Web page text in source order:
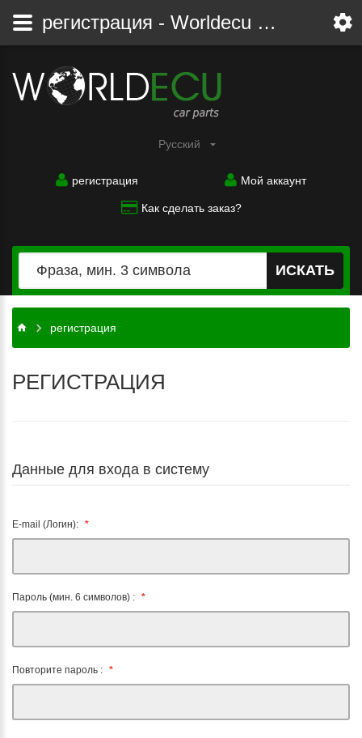
Pусский
регистрация Мой аккаунт
Как сделать заказ?
ИСКАТЬ
регистрация
РЕГИСТРАЦИЯ
Данные для входа в систему
E-mail (Логин):
Пароль (мин. 6 символов) :
Повторите пароль :
регистрация - Worldecu shop parts audi, bmw, citroen, fiat, ford, mercedes, opel, peugeot, renault, seat, skoda, toyota, volkswagen